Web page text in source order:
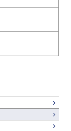
コース
コース
ース
ス
デザイン
ス
コース
ザイン
ース
学コース
ース
課程